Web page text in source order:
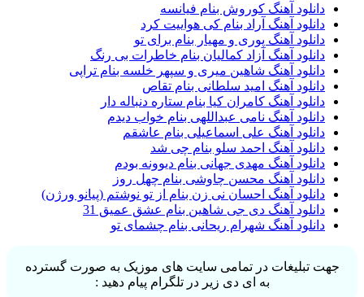
دانلود آهنگ کوروش بنام فیانسه
دانلود آهنگ آراد بنام کی هواییت کرد
دانلود آهنگ پوری و مهیار بنام برای تو
دانلود آهنگ آزاد کمالیان بنام خاطرات بی رنگ
دانلود آهنگ شاهین میری و سپهر خلسه بنام تراپی
دانلود آهنگ امید سلطانی بنام تقاص
دانلود آهنگ کامران کیا بنام ستاره دنباله دار
دانلود آهنگ نامی عبداللهی بنام خواب دیدم
دانلود آهنگ علی اسماعیلی بنام عاشقم
دانلود آهنگ احمد سلو بنام چی شد
دانلود آهنگ مهدی جهانی بنام دیوونه بودم
دانلود آهنگ محسن چاوشی بنام چهل روز
دانلود آهنگ احسان نی زن بنام از تو نوشتم (پیانو ورژن)
دانلود آهنگ دی جی شاهین بنام عشق عمیق 31
دانلود آهنگ شهرام ریحانی بنام چشمای تو
جهت تبلیغات در تمامی سایت های موزیک به صورت گسترده
به ای دی زیر در تلگرام پیام دهید :